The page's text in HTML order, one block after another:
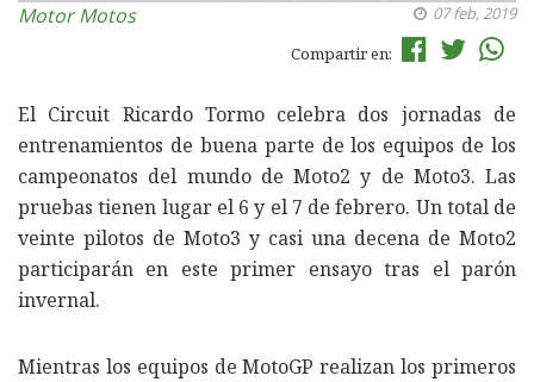
Motor Motos
07 feb, 2019
Compartir en:
El Circuit Ricardo Tormo celebra dos jornadas de
entrenamientos de buena parte de los equipos de los
campeonatos del mundo de Moto2 y de Moto3. Las
pruebas tienen lugar el 6 y el 7 de febrero. Un total de
veinte pilotos de Moto3 y casi una decena de Moto2
participarán en este primer ensayo tras el parón
invernal.
Mientras los equipos de MotoGP realizan los primeros